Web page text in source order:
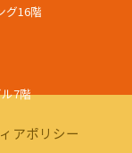
グ16階
7階
アポリシー